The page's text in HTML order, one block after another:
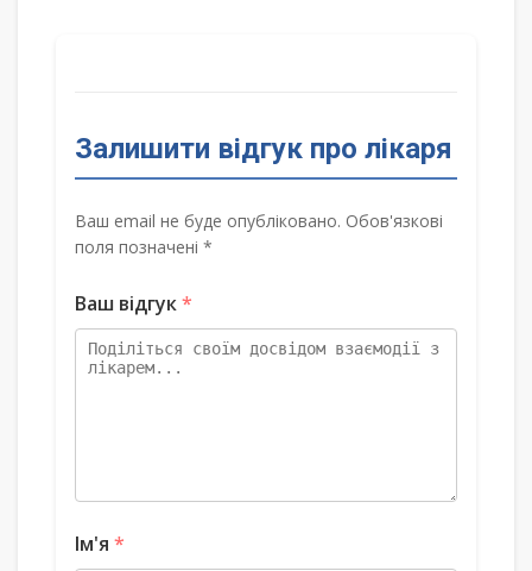
Залишити відгук про лікаря
Ваш email не буде опубліковано. Обов'язкові
поля позначені *
Ваш відгук*
Ім'я *